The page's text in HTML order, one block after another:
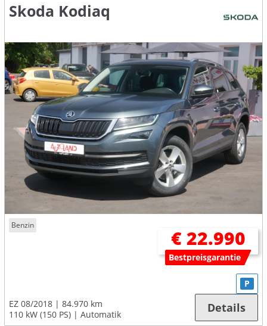
Skoda Kodiaq
Benzin
€ 22.990
Bestpreisgarantie
EZ 08/2018
84.970 km
110 kW (150 PS)
Automatik
P
Details